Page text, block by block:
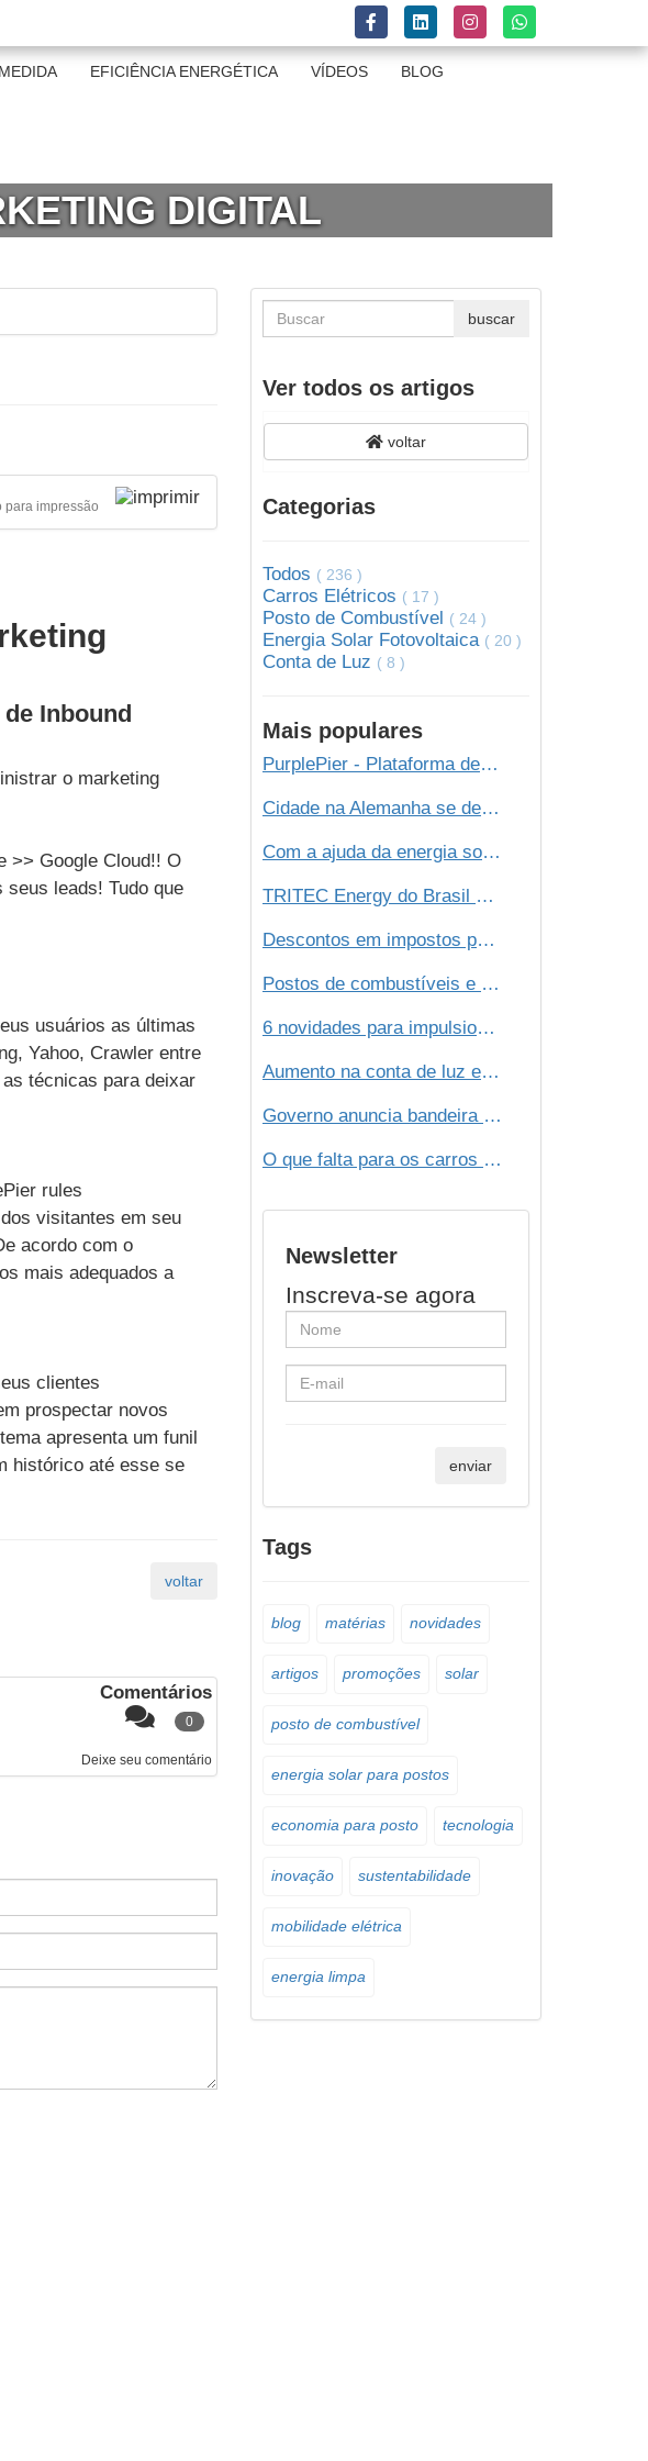
EFICIÊNCIA ENERGÉTICA VÍDEOS BLOG
DIGITAL
para impressão
Inbound
o marketing
>> Google Cloud!! O
leads! Tudo que
usuários as últimas
Yahoo, Crawler entre
técnicas para deixar
rules
visitantes em seu
acordo com o
mais adequados a
clientes
prospectar novos
apresenta um funil
histórico até esse se
Comentários
0
Deixe seu comentário
Ver todos os artigos
voltar
Categorias
Todos ( 236 )
Carros Elétricos ( 17 )
Posto de Combustível ( 24 )
Energia Solar Fotovoltaica ( 20 )
Conta de Luz ( 8 )
Mais populares
PurplePier - Plataforma de Marketing Digital
Cidade na Alemanha se desconecta da rede elétrica e passa a usar energia 100% de energia renovável
Com a ajuda da energia solar, número de veículos elétricos deve dobrar em 2020!
TRITEC Energy do Brasil Ltda
Descontos em impostos para quem usar energia solar. Conheça a tendência!
Postos de combustíveis e energia solar - O futuro é agora!
6 novidades para impulsionar os Postos de Combustíveis
Aumento na conta de luz e a crise hídrica impulsionam mercado de energia solar
Governo anuncia bandeira tarifária 'escassez hídrica'; custo será de R$ 14,20 a cada 100 kWh
O que falta para os carros elétricos pegarem no Brasil?
Newsletter
Inscreva-se agora
Tags
blog matérias novidades
artigos promoções solar
posto de combustível
energia solar para postos
economia para posto tecnologia
inovação sustentabilidade
mobilidade elétrica
energia limpa